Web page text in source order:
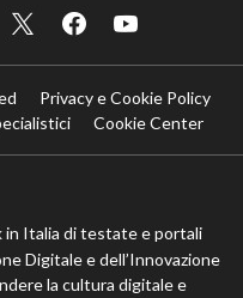
Privacy e Cookie Policy
Cookie Center
in Italia di testate e portali
Digitale e dell’Innovazione
la cultura digitale e